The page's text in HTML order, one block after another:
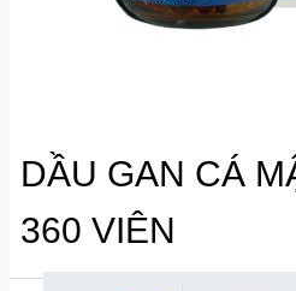
DẦU GAN CÁ
360 VIÊN